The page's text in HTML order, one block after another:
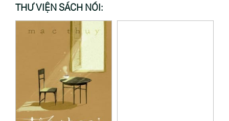
THƯ VIỆN SÁCH NÓI: